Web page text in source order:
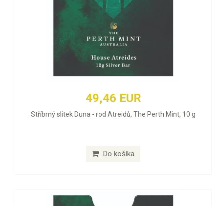
49,46 EUR
Stříbrný slitek Duna - rod Atreidů, The Perth Mint, 10 g
Do košíka